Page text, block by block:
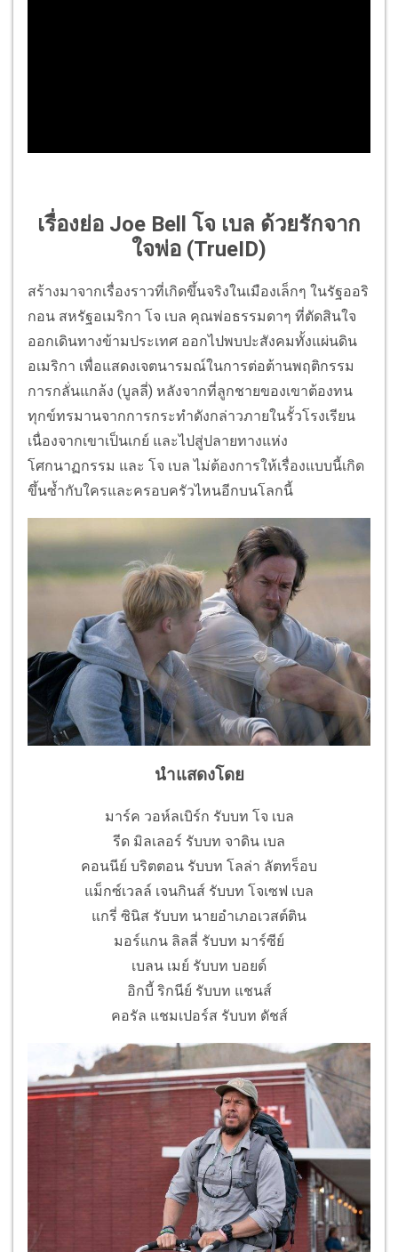
เรื่องย่อ Joe Bell โจ เบล ด้วยรักจาก
ใจพ่อ (TrueID)
สร้างมาจากเรื่องราวที่เกิดขึ้นจริงในเมืองเล็กๆ ในรัฐออริ
กอน สหรัฐอเมริกา โจ เบล คุณพ่อธรรมดาๆ ที่ตัดสินใจ
ออกเดินทางข้ามประเทศ ออกไปพบปะสังคมทั้งแผ่นดิน
อเมริกา เพื่อแสดงเจตนารมณ์ในการต่อต้านพฤติกรรม
การกลั่นแกล้ง (บูลลี่) หลังจากที่ลูกชายของเขาต้องทน
ทุกข์ทรมานจากการกระทำดังกล่าวภายในรั้วโรงเรียน
เนื่องจากเขาเป็นเกย์ และไปสู่ปลายทางแห่ง
โศกนาฏกรรม และ โจ เบล ไม่ต้องการให้เรื่องแบบนี้เกิด
ขึ้นซ้ำกับใครและครอบครัวไหนอีกบนโลกนี้
นำแสดงโดย
มาร์ค วอห์ลเบิร์ก รับบท โจ เบล
รีด มิลเลอร์ รับบท จาดิน เบล
คอนนีย์ บริตตอน รับบท โลล่า ลัตทร็อบ
แม็กซ์เวลล์ เจนกินส์ รับบท โจเซฟ เบล
แกรี่ ซินิส รับบท นายอำเภอเวสต์ติน
มอร์แกน ลิลลี่ รับบท มาร์ซีย์
เบลน เมย์ รับบท บอยด์
อิกบี้ ริกนีย์ รับบท แชนส์
คอรัล แชมเปอร์ส รับบท ดัชส์